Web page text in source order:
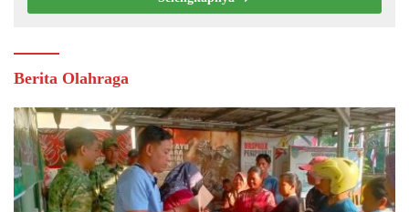
Berita Olahraga